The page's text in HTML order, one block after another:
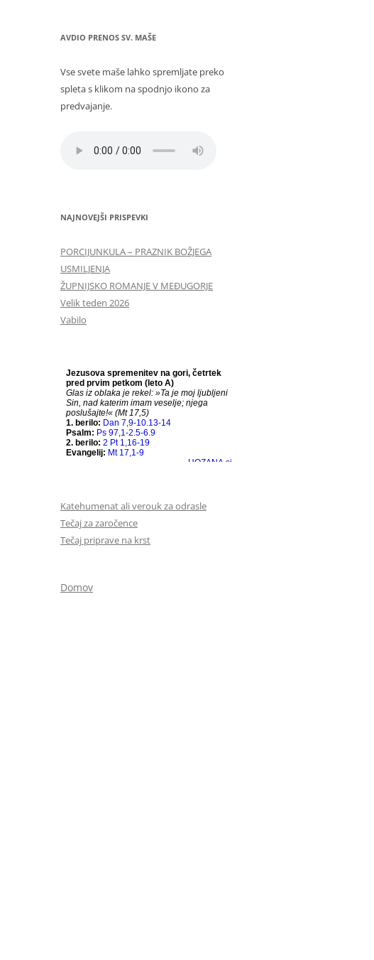
AVDIO PRENOS SV. MAŠE
Vse svete maše lahko spremljate preko
spleta s klikom na spodnjo ikono za
predvajanje.
NAJNOVEJŠI PRISPEVKI
PORCIJUNKULA – PRAZNIK BOŽJEGA
USMILJENJA
ŽUPNIJSKO ROMANJE V MEĐUGORJE
Velik teden 2026
Vabilo
Katehumenat ali verouk za odrasle
Tečaj za zaročence
Tečaj priprave na krst
Domov